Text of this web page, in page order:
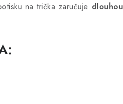
na trička zaručuje dlouhou